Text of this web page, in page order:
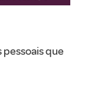
pessoais que